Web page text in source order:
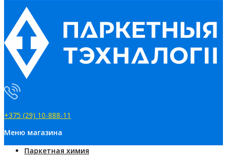
+375 (29) 10-888-11
Меню магазина
Паркетная химия